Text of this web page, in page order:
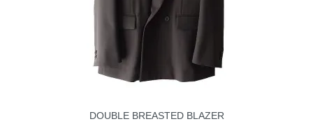
DOUBLE BREASTED BLAZER